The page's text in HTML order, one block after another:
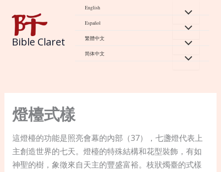
content
Bible Claret
English
Español
繁體中文
简体中文
燈檯式樣
這燈檯的功能是照亮會幕的內部（37），七盞燈代表上
主創造世界的七天。燈檯的特殊結構和花型裝飾，有如
神聖的樹，象徵來自天主的豐盛富裕。枝狀燭臺的式樣